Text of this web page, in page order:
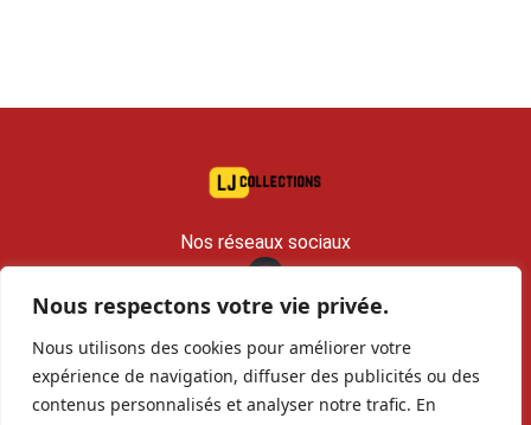
Nous respectons votre vie privée.
Nous utilisons des cookies pour améliorer votre
expérience de navigation, diffuser des publicités ou des
contenus personnalisés et analyser notre trafic. En
Nos réseaux sociaux
contact@lj-collections.com
RCS 979 374 147 Romans